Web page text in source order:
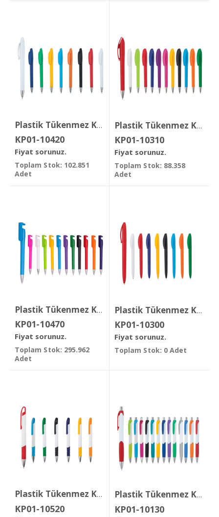
Plastik Tükenmez Kalem
KP01-10420
Fiyat sorunuz.
Toplam Stok: 102.851
Adet
Plastik Tükenmez Kalem
KP01-10310
Fiyat sorunuz.
Toplam Stok: 88.358
Adet
Plastik Tükenmez Kalem
KP01-10470
Fiyat sorunuz.
Toplam Stok: 295.962
Adet
Plastik Tükenmez Kalem
KP01-10300
Fiyat sorunuz.
Toplam Stok: 0 Adet
Plastik Tükenmez Kalem
KP01-10520
Plastik Tükenmez Kalem
KP01-10130